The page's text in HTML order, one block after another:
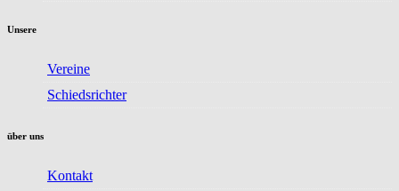
Unsere
Vereine
Schiedsrichter
über uns
Kontakt